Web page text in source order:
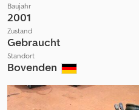
Baujahr
2001
Zustand
Gebraucht
Standort
Bovenden